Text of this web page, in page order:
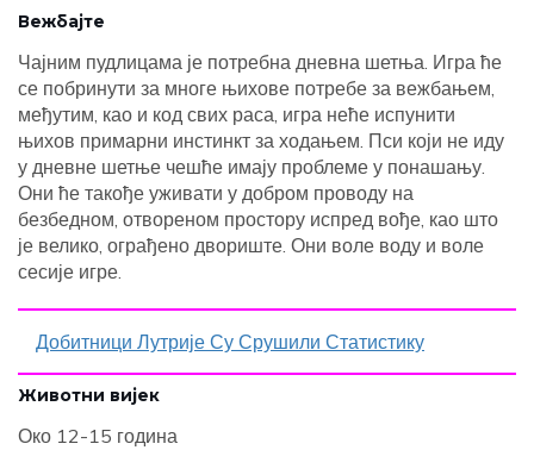
Вежбајте
Чајним пудлицама је потребна дневна шетња. Игра ће
се побринути за многе њихове потребе за вежбањем,
међутим, као и код свих раса, игра неће испунити
њихов примарни инстинкт за ходањем. Пси који не иду
у дневне шетње чешће имају проблеме у понашању.
Они ће такође уживати у добром проводу на
безбедном, отвореном простору испред вође, као што
је велико, ограђено двориште. Они воле воду и воле
сесије игре.
Добитници Лутрије Су Срушили Статистику
Животни вијек
Око 12-15 година